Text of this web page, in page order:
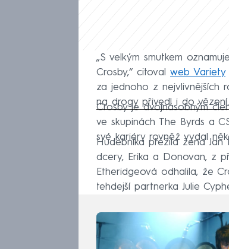
„S velkým smutkem
Crosby,“ citoval web Variety
za jednoho z nejvlivnějších
na drogy přivedl i do vězení.
Crosby je dvojnásobným
ve skupinách The Byrds a
své kariéry rovněž vydal
Hudebníka přežila žena Jan
dcery, Erika a Donovan, z
Etheridgeová odhalila, že
tehdejší partnerka Julie